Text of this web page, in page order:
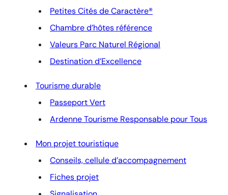
Petites Cités de Caractère®
Chambre d’hôtes référence
Valeurs Parc Naturel Régional
Destination d’Excellence
Tourisme durable
Passeport Vert
Ardenne Tourisme Responsable pour Tous
Mon projet touristique
Conseils, cellule d’accompagnement
Fiches projet